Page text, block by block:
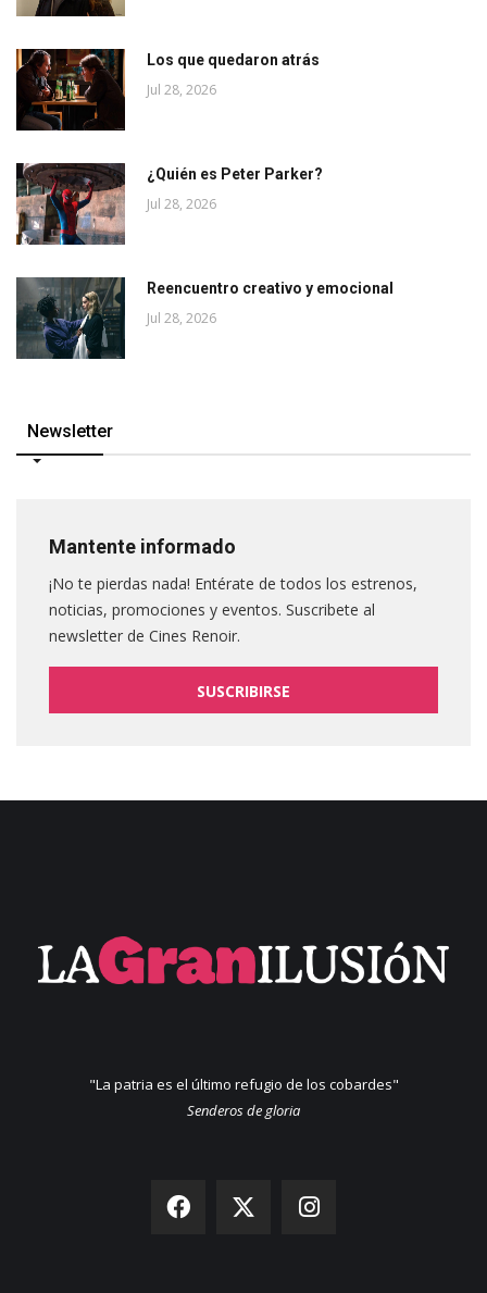
Los que quedaron atrás
Jul 28, 2026
¿Quién es Peter Parker?
Jul 28, 2026
Reencuentro creativo y emocional
Jul 28, 2026
Newsletter
Mantente informado
¡No te pierdas nada! Entérate de todos los estrenos,
noticias, promociones y eventos. Suscribete al
newsletter de Cines Renoir.
SUSCRIBIRSE
"La patria es el último refugio de los cobardes"
Senderos de gloria